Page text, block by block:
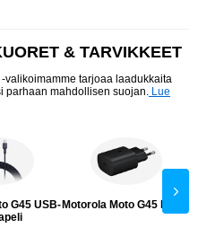
& TARVIKKEET
valikoimamme tarjoaa laadukkaita
parhaan mahdollisen suojan. Lue
G45 USB-Motorola Moto G45 Laturi